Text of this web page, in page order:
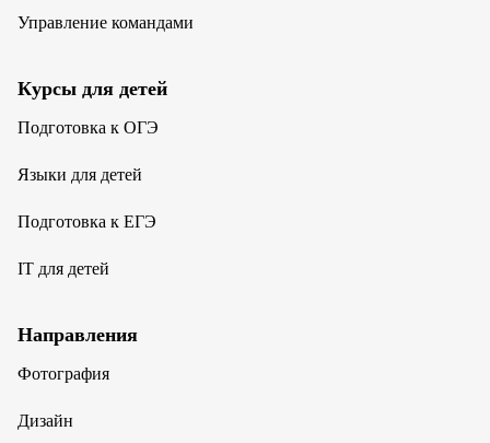
Управление командами
Курсы для детей
Подготовка к ОГЭ
Языки для детей
Подготовка к ЕГЭ
IT для детей
Направления
Фотография
Дизайн